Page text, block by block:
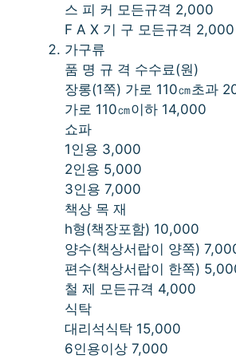
스 피 커 모든규격 2,000
F A X 기 구 모든규격 2,000
가구류
품 명 규 격 수수료(원)
장롱(1쪽) 가로 110㎝초과
가로 110㎝이하 14,000
쇼파
1인용 3,000
2인용 5,000
3인용 7,000
책상 목 재
h형(책장포함) 10,000
양수(책상서랍이 양쪽)
편수(책상서랍이 한쪽)
철 제 모든규격 4,000
식탁
대리석식탁 15,000
6인용이상 7,000